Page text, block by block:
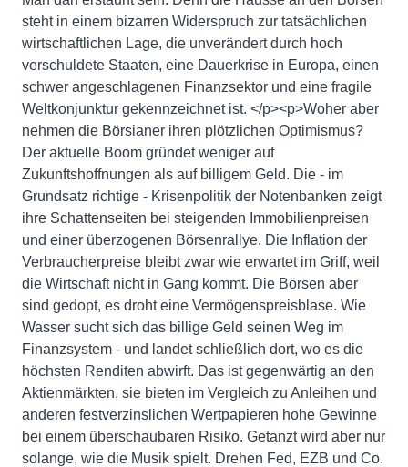
steht in einem bizarren Widerspruch zur tatsächlichen
wirtschaftlichen Lage, die unverändert durch hoch
verschuldete Staaten, eine Dauerkrise in Europa, einen
schwer angeschlagenen Finanzsektor und eine fragile
Weltkonjunktur gekennzeichnet ist. </p><p>Woher aber
nehmen die Börsianer ihren plötzlichen Optimismus?
Der aktuelle Boom gründet weniger auf
Zukunftshoffnungen als auf billigem Geld. Die - im
Grundsatz richtige - Krisenpolitik der Notenbanken zeigt
ihre Schattenseiten bei steigenden Immobilienpreisen
und einer überzogenen Börsenrallye. Die Inflation der
Verbraucherpreise bleibt zwar wie erwartet im Griff, weil
die Wirtschaft nicht in Gang kommt. Die Börsen aber
sind gedopt, es droht eine Vermögenspreisblase. Wie
Wasser sucht sich das billige Geld seinen Weg im
Finanzsystem - und landet schließlich dort, wo es die
höchsten Renditen abwirft. Das ist gegenwärtig an den
Aktienmärkten, sie bieten im Vergleich zu Anleihen und
anderen festverzinslichen Wertpapieren hohe Gewinne
bei einem überschaubaren Risiko. Getanzt wird aber nur
solange, wie die Musik spielt. Drehen Fed, EZB und Co.